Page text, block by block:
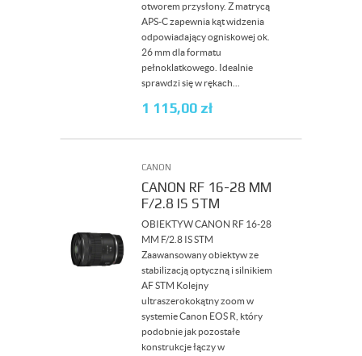
otworem przysłony. Z matrycą
APS-C zapewnia kąt widzenia
odpowiadający ogniskowej ok.
26 mm dla formatu
pełnoklatkowego. Idealnie
sprawdzi się w rękach...
1 115,00 zł
CANON
CANON RF 16-28 MM
F/2.8 IS STM
OBIEKTYW CANON RF 16-28
MM F/2.8 IS STM
Zaawansowany obiektyw ze
stabilizacją optyczną i silnikiem
AF STM Kolejny
ultraszerokokątny zoom w
systemie Canon EOS R, który
podobnie jak pozostałe
konstrukcje łączy w